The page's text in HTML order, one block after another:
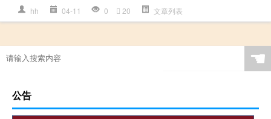
hh 04-11 0 20 文章列表
☚
公告